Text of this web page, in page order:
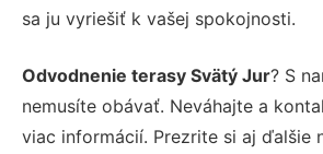
sa ju vyriešiť k vašej spokojnosti.
Odvodnenie terasy Svätý Jur? S
nemusíte obávať. Neváhajte a
viac informácií. Prezrite si aj ďalšie